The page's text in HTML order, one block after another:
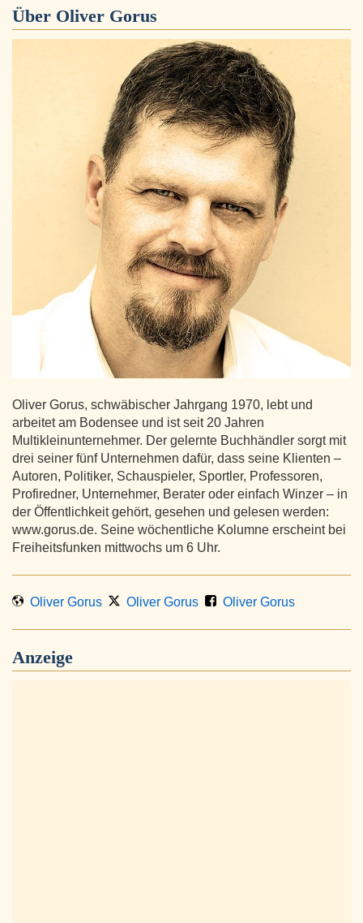
Über Oliver Gorus
Oliver Gorus, schwäbischer Jahrgang 1970, lebt und
arbeitet am Bodensee und ist seit 20 Jahren
Multikleinunternehmer. Der gelernte Buchhändler sorgt mit
drei seiner fünf Unternehmen dafür, dass seine Klienten –
Autoren, Politiker, Schauspieler, Sportler, Professoren,
Profiredner, Unternehmer, Berater oder einfach Winzer – in
der Öffentlichkeit gehört, gesehen und gelesen werden:
www.gorus.de. Seine wöchentliche Kolumne erscheint bei
Freiheitsfunken mittwochs um 6 Uhr.
Oliver Gorus Oliver Gorus Oliver Gorus
Anzeige